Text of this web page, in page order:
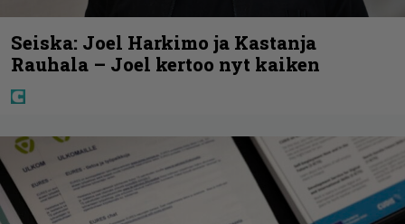
Seiska: Joel Harkimo ja Kastanja
Rauhala – Joel kertoo nyt kaiken